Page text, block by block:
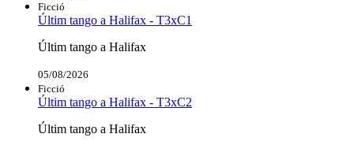
Ficció
Últim tango a Halifax - T3xC1
Últim tango a Halifax
05/08/2026
Ficció
Últim tango a Halifax - T3xC2
Últim tango a Halifax